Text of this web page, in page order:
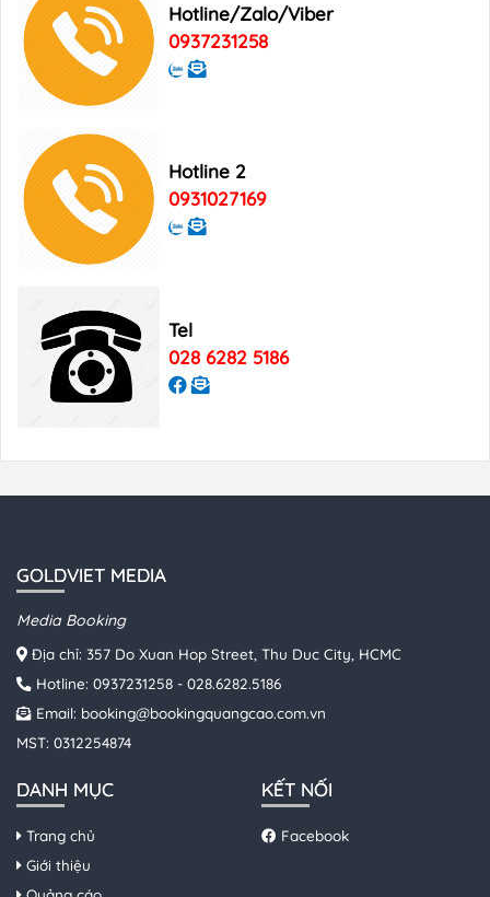
Bảng giá quảng cáo tạp chí Heritage
Bảng giá quảng cáo Tạp chí Xin Chào
Bảng giá quảng cáo Good Morning
Vietnam
Hotline/Zalo/Viber
0937231258
Hotline 2
0931027169
Tel
028 6282 5186
GOLDVIET MEDIA
Media Booking
Địa chỉ: 357 Do Xuan Hop Street, Thu Duc City, HCMC
Hotline: 0937231258 - 028.6282.5186
Email: booking@bookingquangcao.com.vn
MST: 0312254874
DANH MỤC
Trang chủ
Giới thiệu
KẾT NỐI
Facebook